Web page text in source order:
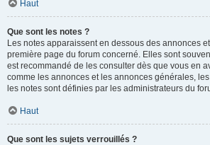
Haut
Que sont les notes ?
Les notes apparaissent en dessous des annonces
première page du forum concerné. Elles sont
est recommandé de les consulter dès que vous en
comme les annonces et les annonces générales,
les notes sont définies par les administrateurs du
Haut
Que sont les sujets verrouillés ?